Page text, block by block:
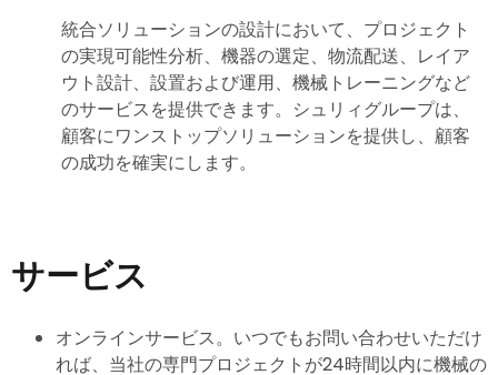
統合ソリューションの設計において、プロジェクト
の実現可能性分析、機器の選定、物流配送、レイア
ウト設計、設置および運用、機械トレーニングなど
のサービスを提供できます。シュリィグループは、
顧客にワンストップソリューションを提供し、顧客
の成功を確実にします。
サービス
オンラインサービス。いつでもお問い合わせいただけ
れば、当社の専門プロジェクトが24時間以内に機械の